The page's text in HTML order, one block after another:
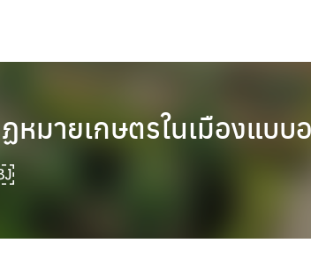
มายเกษตรในเมืองแบบ